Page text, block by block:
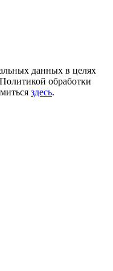
данных в целях
обработки
здесь.